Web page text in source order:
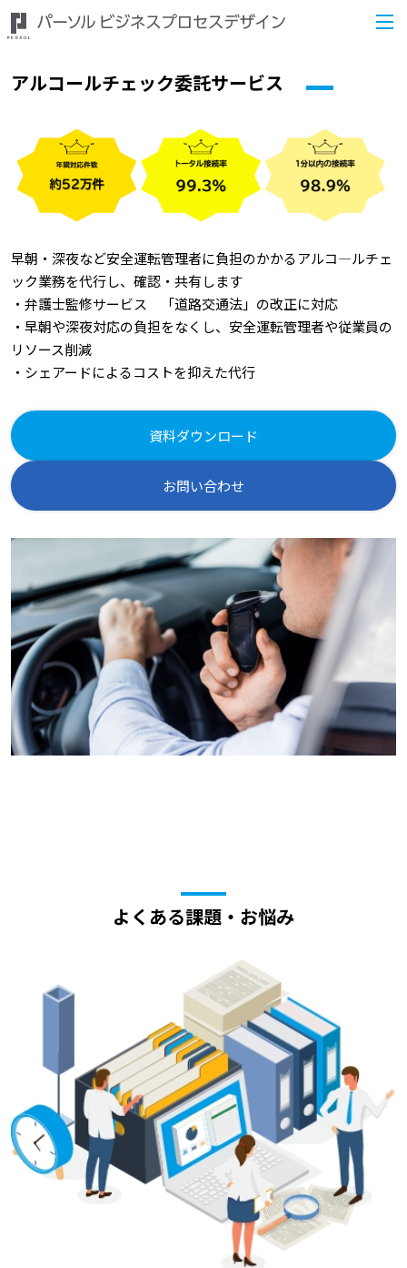
アルコールチェック委託サービス
早朝・深夜など安全運転管理者に負担のかかるアルコ―ルチェ
ック業務を代行し、確認・共有します
・弁護士監修サービス 「道路交通法」の改正に対応
・早朝や深夜対応の負担をなくし、安全運転管理者や従業員の
リソース削減
・シェアードによるコストを抑えた代行
資料ダウンロード
お問い合わせ
よくある課題・お悩み